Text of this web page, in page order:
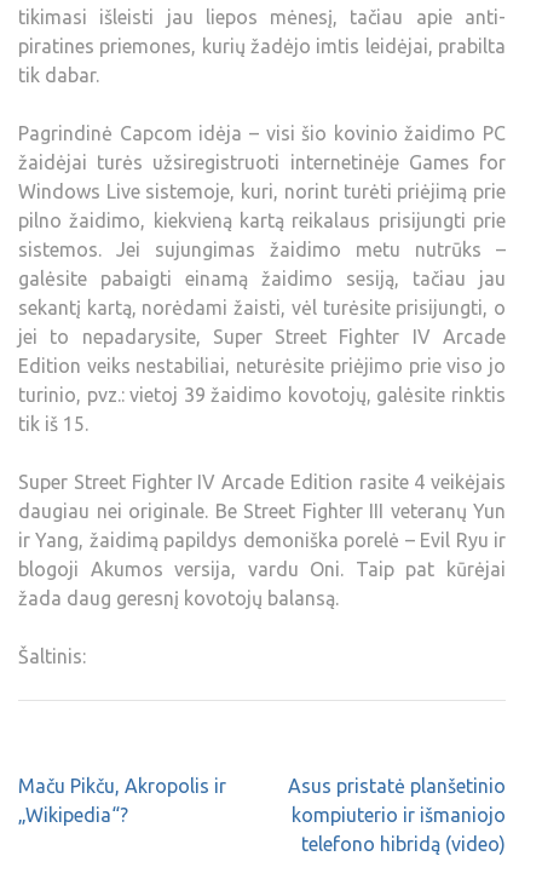
tikimasi išleisti jau liepos mėnesį, tačiau apie anti-
piratines priemones, kurių žadėjo imtis leidėjai, prabilta
tik dabar.
Pagrindinė Capcom idėja – visi šio kovinio žaidimo PC
žaidėjai turės užsiregistruoti internetinėje Games for
Windows Live sistemoje, kuri, norint turėti priėjimą prie
pilno žaidimo, kiekvieną kartą reikalaus prisijungti prie
sistemos. Jei sujungimas žaidimo metu nutrūks –
galėsite pabaigti einamą žaidimo sesiją, tačiau jau
sekantį kartą, norėdami žaisti, vėl turėsite prisijungti, o
jei to nepadarysite, Super Street Fighter IV Arcade
Edition veiks nestabiliai, neturėsite priėjimo prie viso jo
turinio, pvz.: vietoj 39 žaidimo kovotojų, galėsite rinktis
tik iš 15.
Super Street Fighter IV Arcade Edition rasite 4 veikėjais
daugiau nei originale. Be Street Fighter III veteranų Yun
ir Yang, žaidimą papildys demoniška porelė – Evil Ryu ir
blogoji Akumos versija, vardu Oni. Taip pat kūrėjai
žada daug geresnį kovotojų balansą.
Šaltinis:
Maču Pikču, Akropolis ir
„Wikipedia“?
Asus pristatė planšetinio
kompiuterio ir išmaniojo
telefono hibridą (video)